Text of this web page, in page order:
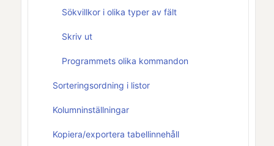
Sökvillkor i olika typer av fält
Skriv ut
Programmets olika kommandon
Sorteringsordning i listor
Kolumninställningar
Kopiera/exportera tabellinnehåll